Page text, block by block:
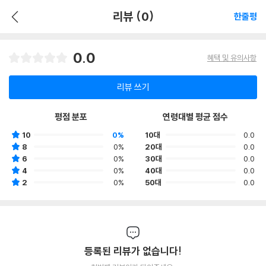
리뷰 (0) 한줄평
0.0 혜택 및 유의사항
리뷰 쓰기
평점 분포
10
0%
8
0%
6
0%
4
0%
2
0%
연령대별 평균 점수
10대
0.0
20대
0.0
30대
0.0
40대
0.0
50대
0.0
등록된 리뷰가 없습니다!